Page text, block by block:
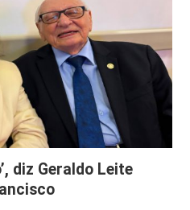
diz Geraldo Leite